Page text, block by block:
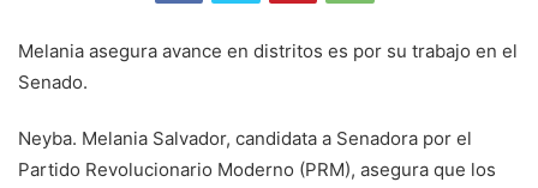
Melania asegura avance en distritos es por su trabajo en el
Senado.
Neyba. Melania Salvador, candidata a Senadora por el
Partido Revolucionario Moderno (PRM), asegura que los